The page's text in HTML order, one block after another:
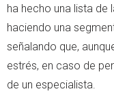
ha hecho una lista de
haciendo una
señalando que,
estrés, en caso de
de un especialista.